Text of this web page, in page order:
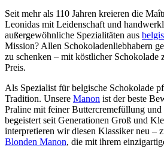
Seit mehr als 110 Jahren kreieren die
Leonidas mit Leidenschaft und
außergewöhnliche Spezialitäten aus
Mission? Allen Schokoladenliebhabern
zu schenken – mit köstlicher Schokolade
Preis.
Als Spezialist für belgische Schokolade
Tradition. Unsere Manon ist der beste
Praline mit feiner Buttercremefüllung
begeistert seit Generationen Groß und
interpretieren wir diesen Klassiker neu –
Blonden Manon, die mit ihrem